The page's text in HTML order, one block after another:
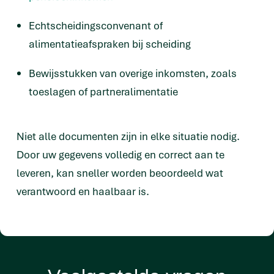
Echtscheidingsconvenant of
alimentatieafspraken bij scheiding
Bewijsstukken van overige inkomsten, zoals
toeslagen of partneralimentatie
Niet alle documenten zijn in elke situatie nodig.
Door uw gegevens volledig en correct aan te
leveren, kan sneller worden beoordeeld wat
verantwoord en haalbaar is.